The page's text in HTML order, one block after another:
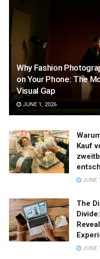
Why Fashion
on Your Phone: The
Visual Gap
JUNE 1, 2026
Kauf
JUNE
The
JUNE